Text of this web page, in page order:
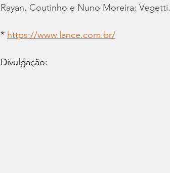
Rayan, Coutinho e Nuno Moreira; Vegetti.
* https://www.lance.com.br/
Divulgação: